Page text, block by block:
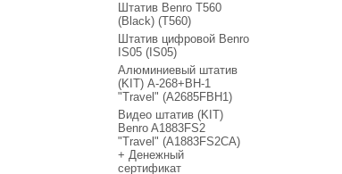
Штатив Benro T560
(Black) (T560)
Штатив цифровой Benro
IS05 (IS05)
Алюминиевый штатив
(KIT) A-268+BH-1
"Travel" (A2685FBH1)
Видео штатив (KIT)
Benro A1883FS2
"Travel" (A1883FS2CA)
+ Денежный
сертификат